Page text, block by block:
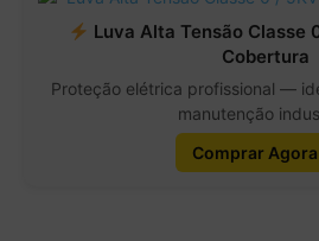
Luva Alta Tensão Classe
Cobertura
Proteção elétrica profissional —
manutenção
Comprar Agora